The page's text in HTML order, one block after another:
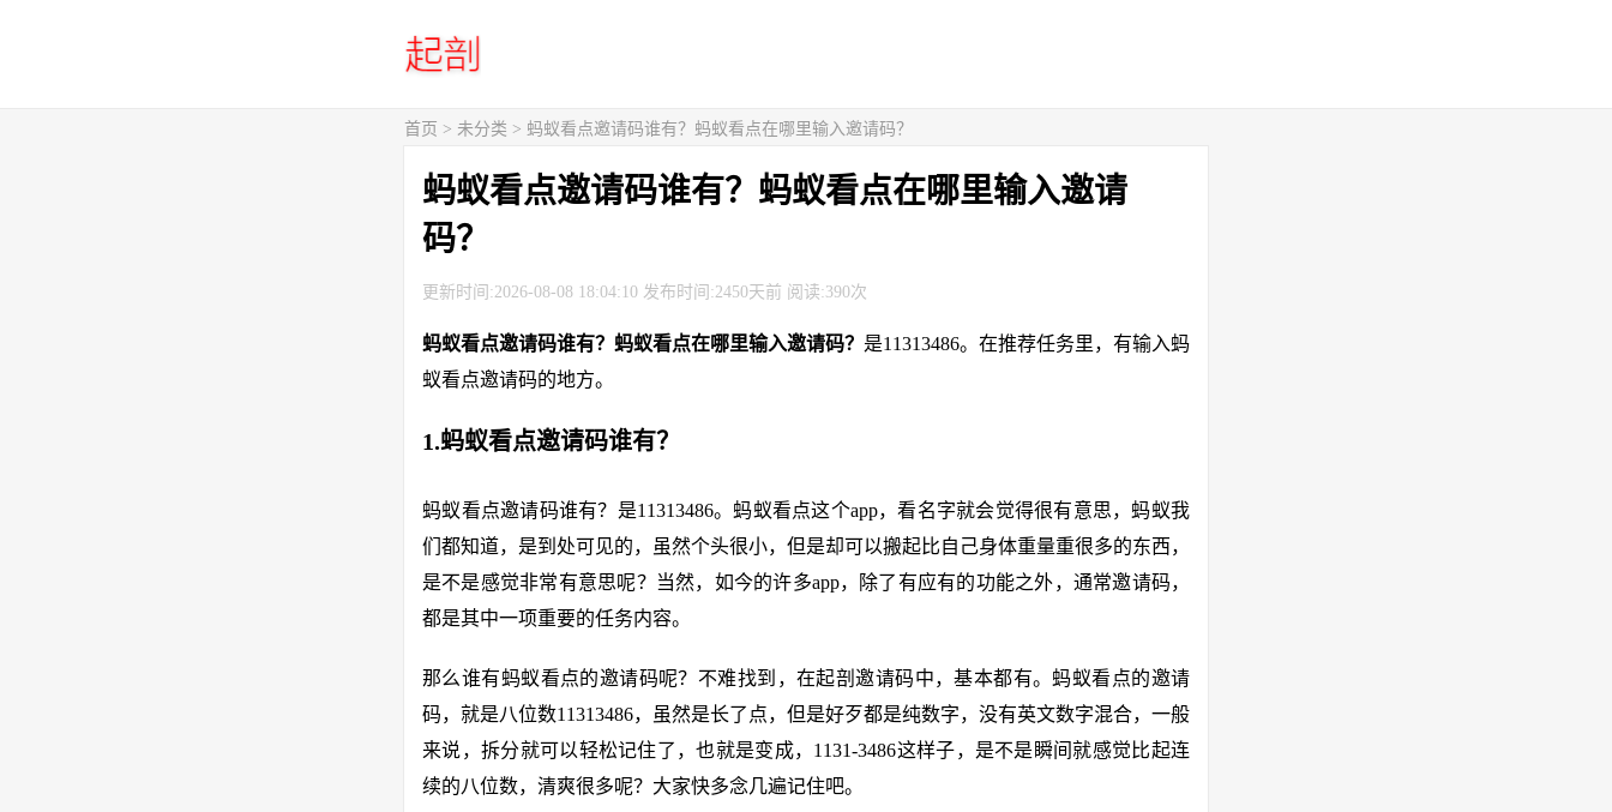
首页 > 未分类 > 蚂蚁看点邀请码谁有？蚂蚁看点在哪里输入邀请码？
蚂蚁看点邀请码谁有？蚂蚁看点在哪里输入邀请
码？
更新时间:2026-08-08 18:04:10 发布时间:2450天前 阅读:390次
蚂蚁看点邀请码谁有？蚂蚁看点在哪里输入邀请码？ 是11313486。在推荐任务里，有输入蚂
蚁看点邀请码的地方。
1.蚂蚁看点邀请码谁有？
蚂蚁看点邀请码谁有？是11313486。蚂蚁看点这个app，看名字就会觉得很有意思，蚂蚁我
们都知道，是到处可见的，虽然个头很小，但是却可以搬起比自己身体重量重很多的东西，
是不是感觉非常有意思呢？当然，如今的许多app，除了有应有的功能之外，通常邀请码，
都是其中一项重要的任务内容。
那么谁有蚂蚁看点的邀请码呢？不难找到，在起剖邀请码中，基本都有。蚂蚁看点的邀请
码，就是八位数11313486，虽然是长了点，但是好歹都是纯数字，没有英文数字混合，一般
来说，拆分就可以轻松记住了，也就是变成，1131-3486这样子，是不是瞬间就感觉比起连
续的八位数，清爽很多呢？大家快多念几遍记住吧。